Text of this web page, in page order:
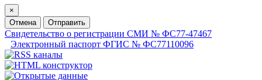
×
Отмена
Отправить
Свидетельство о регистрации СМИ № ФС77-47467
Электронный паспорт ФГИС № ФС77110096